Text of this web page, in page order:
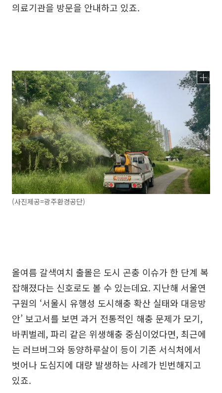
의료기관을 방문을 안내하고 있죠.
(사진제공=광주환경공단)
올여름 갈색여치 출몰은 도시 곤충 이슈가 한 단계 복
잡해졌다는 신호로도 볼 수 있는데요. 지난해 서울연
구원의 ‘서울시 유행성 도시해충 확산 실태와 대응방
안’ 보고서를 보면 과거 전통적인 해충 문제가 모기,
바퀴벌레, 파리 같은 위생해충 중심이었다면, 최근에
는 러브버그와 동양하루살이 등이 기존 서식처에서
벗어나 도심지에 대량 발생하는 사례가 빈번해지고
있죠.